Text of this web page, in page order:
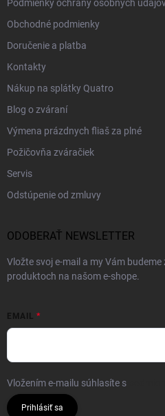
Podmienky ochrany osobných
Obchodné podmienky
Doručenie a platba
Kontakty
Nákup na splátky Quatro
Blog o zváraní
Výmena prázdnych fliaš za plné
Požičovňa zváračiek
Servis
Odstúpenie od zmluvy
ODOBERAŤ NEWSLETTER
Vložte svoj e-mail a my Vám
produktoch na našom e-shope.
EMAIL
Vložením e-mailu súhlasíte s
Prihlásiť sa